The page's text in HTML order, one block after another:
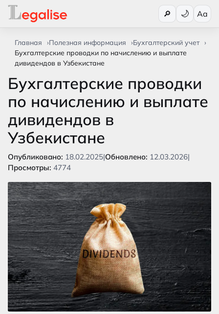
🔎 Aa
Главная Полезная информация
Бухгалтерский учет
Бухгалтерские проводки по начислению и выплате
дивидендов в Узбекистане
Бухгалтерские проводки
по начислению и выплате
дивидендов в
Узбекистане
Опубликовано: 18.02.2025|Обновлено: 12.03.2026|
Просмотры: 4774